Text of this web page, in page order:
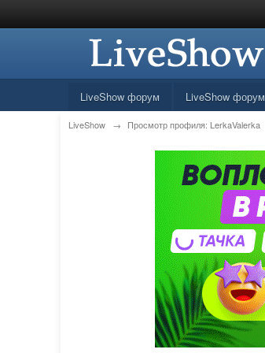
LiveShow форум LiveShow форум
LiveShow → Просмотр профиля: LerkaValerka